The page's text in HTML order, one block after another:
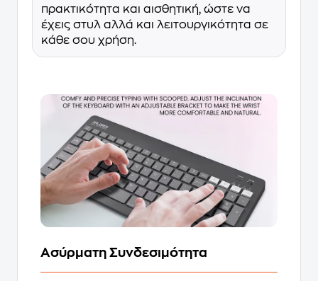
πρακτικότητα και αισθητική, ώστε να
έχεις στυλ αλλά και λειτουργικότητα σε
κάθε σου χρήση.
Ασύρματη Συνδεσιμότητα